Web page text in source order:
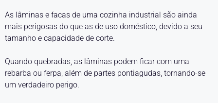
As lâminas e facas de uma cozinha industrial são ainda
mais perigosas do que as de uso doméstico, devido a seu
tamanho e capacidade de corte.
Quando quebradas, as lâminas podem ficar com uma
rebarba ou ferpa, além de partes pontiagudas, tornando-se
um verdadeiro perigo.